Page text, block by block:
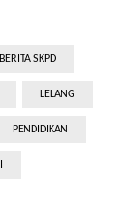
BERITA SKPD
LELANG
PENDIDIKAN